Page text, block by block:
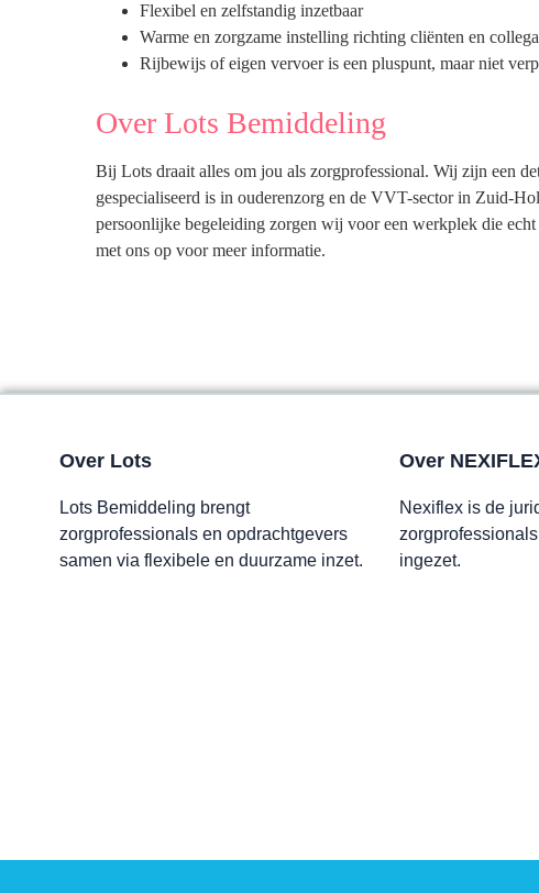
Flexibel en zelfstandig inzetbaar
Warme en zorgzame instelling richting cliënten en
Rijbewijs of eigen vervoer is een pluspunt, maar niet
Over Lots Bemiddeling
Bij Lots draait alles om jou als zorgprofessional. Wij zijn een
gespecialiseerd is in ouderenzorg en de VVT-sector in Zuid-
persoonlijke begeleiding zorgen wij voor een werkplek die
met ons op voor meer informatie.
Over Lots
Lots Bemiddeling brengt
zorgprofessionals en opdrachtgevers
samen via flexibele en duurzame inzet.
Over
Nexiflex is de
ingezet.